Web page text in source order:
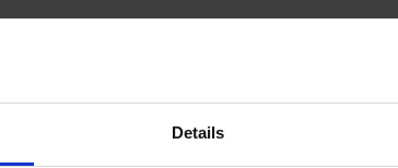
Details